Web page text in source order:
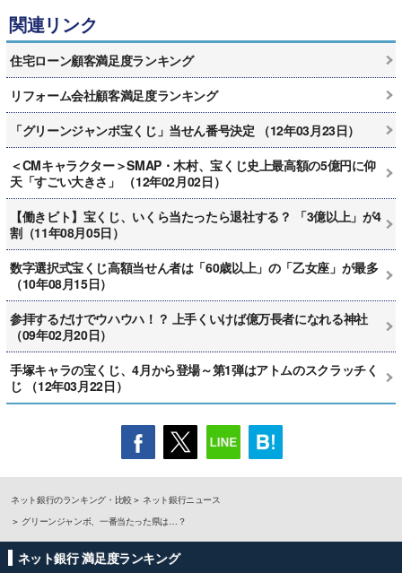
関連リンク
住宅ローン顧客満足度ランキング
リフォーム会社顧客満足度ランキング
「グリーンジャンボ宝くじ」当せん番号決定 （12年03月23日）
＜CMキャラクター＞SMAP・木村、宝くじ史上最高額の5億円に仰
天「すごい大きさ」 （12年02月02日）
【働きビト】宝くじ、いくら当たったら退社する？ 「3億以上」が4
割（11年08月05日）
数字選択式宝くじ高額当せん者は「60歳以上」の「乙女座」が最多
（10年08月15日）
参拝するだけでウハウハ！？ 上手くいけば億万長者になれる神社
（09年02月20日）
手塚キャラの宝くじ、4月から登場～第1弾はアトムのスクラッチく
じ （12年03月22日）
ネット銀行のランキング・比較
ネット銀行ニュース
グリーンジャンボ、一番当たった県は…？
ネット銀行 満足度ランキング